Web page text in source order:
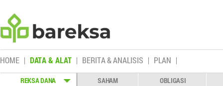
HOME DATA & ALAT BERITA & ANALISIS PLAN
REKSA DANA SAHAM OBLIGASI